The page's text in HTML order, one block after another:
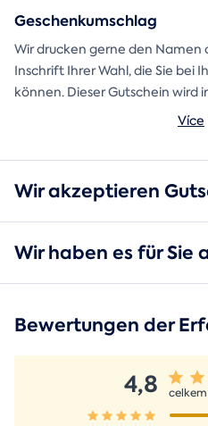
Geschenkumschlag
Wir drucken gerne den Namen
Inschrift Ihrer Wahl, die Sie bei
können. Dieser Gutschein wird
gesteckt und direkt an Sie Více
Wir akzeptieren
Wir haben es für Sie
Bewertungen der
4,8